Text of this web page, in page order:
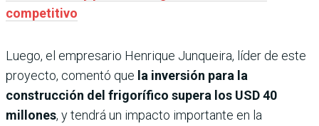
competitivo
Luego, el empresario Henrique Junqueira, líder de este
proyecto, comentó que la inversión para la
construcción del frigorífico supera los USD 40
millones, y tendrá un impacto importante en la